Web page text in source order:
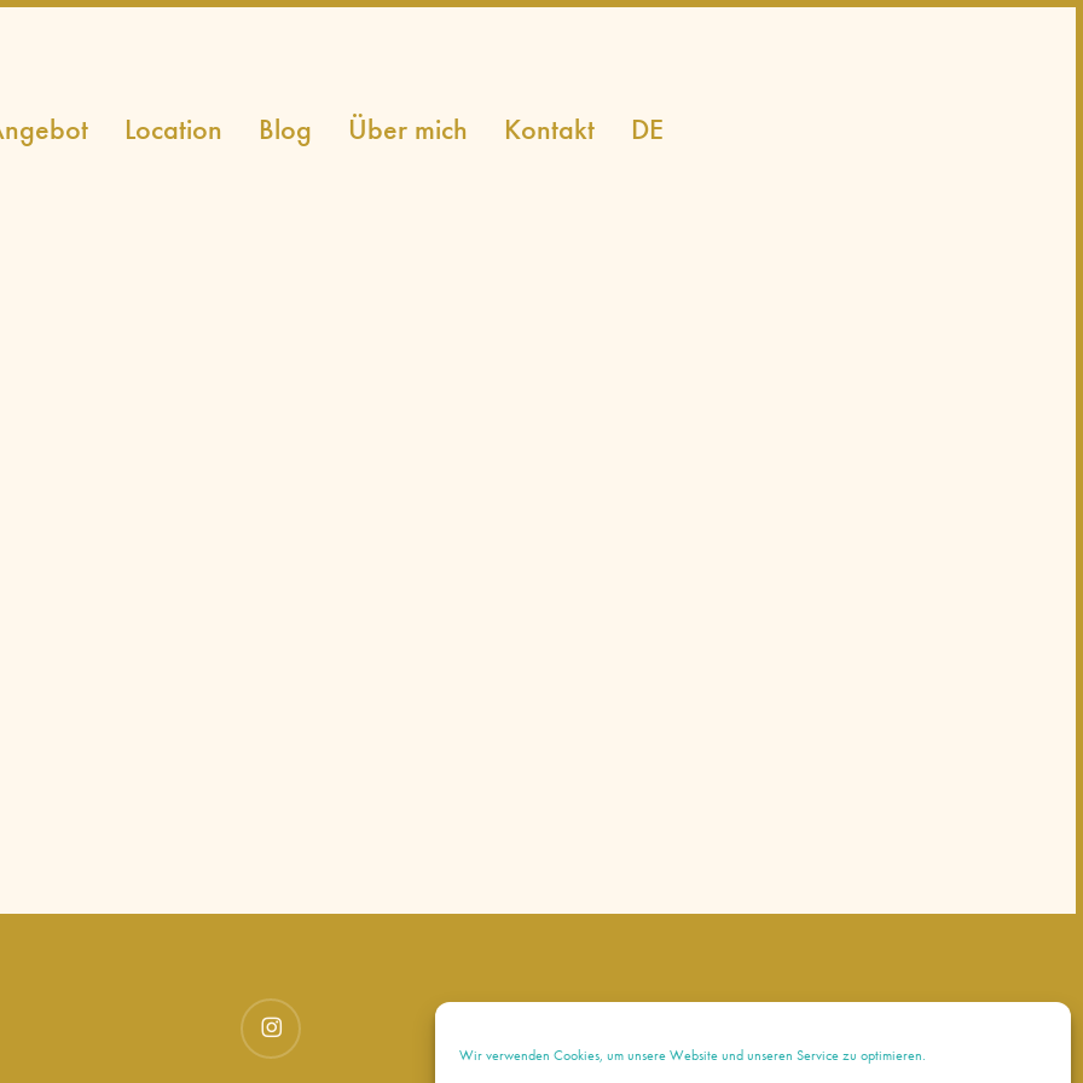
Wir verwenden Cookies, um unsere Website und unseren Service zu optimieren.
Location Blog Über mich Kontakt DE
instagram